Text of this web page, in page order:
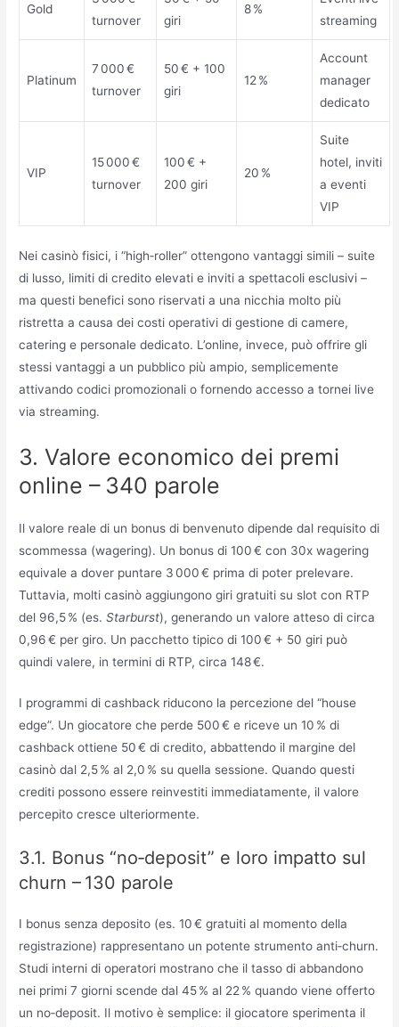
Gold
turnover
giri
8 %
streaming
Platinum
7 000 €
turnover
50 € + 100
giri
12 %
Account
manager
dedicato
VIP
15 000 €
turnover
100 € +
200 giri
20 %
Suite
hotel, inviti
a eventi
VIP
Nei casinò fisici, i “high‑roller” ottengono vantaggi simili – suite
di lusso, limiti di credito elevati e inviti a spettacoli esclusivi –
ma questi benefici sono riservati a una nicchia molto più
ristretta a causa dei costi operativi di gestione di camere,
catering e personale dedicato. L’online, invece, può offrire gli
stessi vantaggi a un pubblico più ampio, semplicemente
attivando codici promozionali o fornendo accesso a tornei live
via streaming.
3. Valore economico dei premi
online – 340 parole
Il valore reale di un bonus di benvenuto dipende dal requisito di
scommessa (wagering). Un bonus di 100 € con 30x wagering
equivale a dover puntare 3 000 € prima di poter prelevare.
Tuttavia, molti casinò aggiungono giri gratuiti su slot con RTP
del 96,5 % (es.Starburst), generando un valore atteso di circa
0,96 € per giro. Un pacchetto tipico di 100 € + 50 giri può
quindi valere, in termini di RTP, circa 148 €.
I programmi di cashback riducono la percezione del “house
edge”. Un giocatore che perde 500 € e riceve un 10 % di
cashback ottiene 50 € di credito, abbattendo il margine del
casinò dal 2,5 % al 2,0 % su quella sessione. Quando questi
crediti possono essere reinvestiti immediatamente, il valore
percepito cresce ulteriormente.
3.1. Bonus “no‑deposit” e loro impatto sul
churn – 130 parole
I bonus senza deposito (es. 10 € gratuiti al momento della
registrazione) rappresentano un potente strumento anti‑churn.
Studi interni di operatori mostrano che il tasso di abbandono
nei primi 7 giorni scende dal 45 % al 22 % quando viene offerto
un no‑deposit. Il motivo è semplice: il giocatore sperimenta il